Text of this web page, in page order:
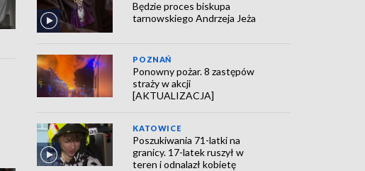
Będzie proces biskupa
tarnowskiego Andrzeja Jeża
POZNAŃ
Ponowny pożar. 8 zastępów
straży w akcji
[AKTUALIZACJA]
KATOWICE
Poszukiwania 71-latki na
granicy. 17-latek ruszył w
teren i odnalazł kobietę